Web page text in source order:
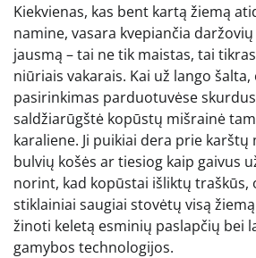
Kiekvienas, kas bent kartą žiemą
namine, vasara kvepiančia
jausmą – tai ne tik maistas, tai
niūriais vakarais. Kai už lango
pasirinkimas parduotuvėse
saldžiarūgštė kopūstų mišrainė
karaliene. Ji puikiai dera prie karštų
bulvių košės ar tiesiog kaip gaivus
norint, kad kopūstai išliktų traškūs,
stiklainiai saugiai stovėtų visą
žinoti keletą esminių paslapčių bei
gamybos technologijos.